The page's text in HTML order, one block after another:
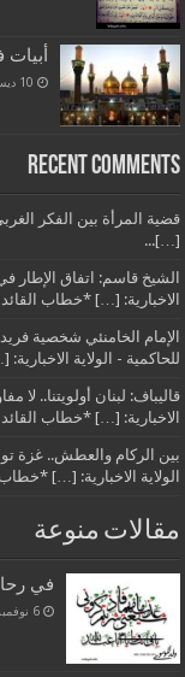
أبيات
10 ديسمبر,2017
Recent Comments
قضية المرأة بين الفكر
[…]...
الشيخ قاسم: اتفاق الإطار
الاخبارية: […] *خطاب
الإمام الخامنئي شخصية
للحاكمية - الولاية
قاليباف: لبنان أولويتنا.. لا
الاخبارية: […] *خطاب
بين الركام والعطش.. غزة
الولاية الاخبارية: […]
مقالات منوعة
في
6 نوفمبر,2017